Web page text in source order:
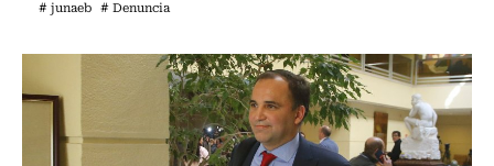
# junaeb # Denuncia